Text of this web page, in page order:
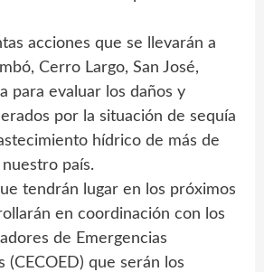
acciones que se llevarán a
Cerro Largo, San José,
para evaluar los daños y
por la situación de sequía
hídrico de más de
país.
tendrán lugar en los próximos
en coordinación con los
de Emergencias
(CECOED) que serán los